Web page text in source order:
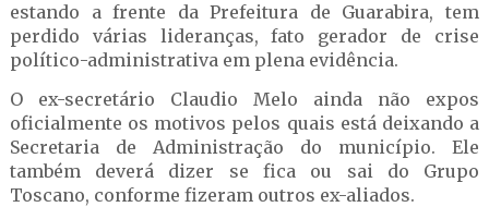
estando a frente da Prefeitura de Guarabira, tem
perdido várias lideranças, fato gerador de crise
político-administrativa em plena evidência.
O ex-secretário Claudio Melo ainda não expos
oficialmente os motivos pelos quais está deixando a
Secretaria de Administração do município. Ele
também deverá dizer se fica ou sai do Grupo
Toscano, conforme fizeram outros ex-aliados.